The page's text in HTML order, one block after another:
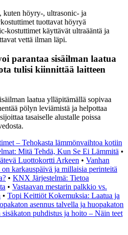
kuten höyry-, ultrasonic- ja
tuottavat höyryä
kostuttimet käyttävät ultraääntä ja
vettä ilman läpi.
parantaa sisäilman laatua
tulisi kiinnittää laitteen
laatua ylläpitämällä sopivaa
pölyn leviämistä ja helpottaa
tasaiselle alustalle poissa
– Tehokasta lämmönvaihtoa kotiin
Mitä Tehdä, Kun Se Ei Lämmitä •
Luottokortti Arkeen • Vanhan
karkauspäivä ja millaisia perinteitä
• KNX Järjestelmä: Tietoa
• Vastaavan mestarin palkkio vs.
• Topi Keittiöt Kokemuksia: Laatua ja
asennus talvella ja huopakaton
sisäkaton puhdistus ja hoito – Näin teet